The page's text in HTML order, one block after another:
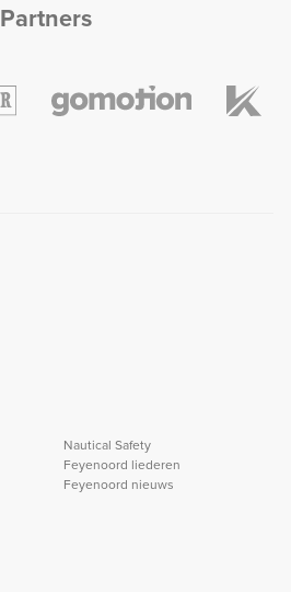
Partners
Nautical Safety
Feyenoord liederen
Feyenoord nieuws